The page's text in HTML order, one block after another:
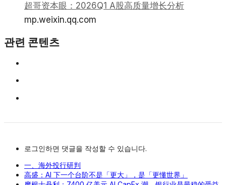
超哥资本眼：2026Q1 A股高质量增长分析
mp.weixin.qq.com
관련 콘텐츠
로그인하면 댓글을 작성할 수 있습니다.
一、海外投行研判
高盛：AI 下一个台阶不是「更大」，是「更懂世界」